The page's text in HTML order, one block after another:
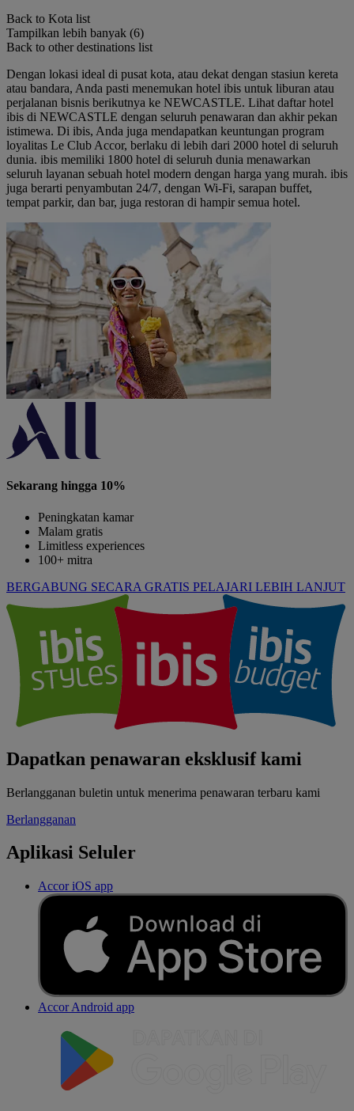
Back to Kota list
Tampilkan lebih banyak (6)
Back to other destinations list
Dengan lokasi ideal di pusat kota, atau dekat dengan stasiun kereta
atau bandara, Anda pasti menemukan hotel ibis untuk liburan atau
perjalanan bisnis berikutnya ke NEWCASTLE. Lihat daftar hotel
ibis di NEWCASTLE dengan seluruh penawaran dan akhir pekan
istimewa. Di ibis, Anda juga mendapatkan keuntungan program
loyalitas Le Club Accor, berlaku di lebih dari 2000 hotel di seluruh
dunia. ibis memiliki 1800 hotel di seluruh dunia menawarkan
seluruh layanan sebuah hotel modern dengan harga yang murah. ibis
juga berarti penyambutan 24/7, dengan Wi-Fi, sarapan buffet,
tempat parkir, dan bar, juga restoran di hampir semua hotel.
Sekarang hingga 10%
Peningkatan kamar
Malam gratis
Limitless experiences
100+ mitra
BERGABUNG SECARA GRATIS PELAJARI LEBIH LANJUT
Dapatkan penawaran eksklusif kami
Berlangganan buletin untuk menerima penawaran terbaru kami
Berlangganan
Aplikasi Seluler
Accor iOS app
Accor Android app